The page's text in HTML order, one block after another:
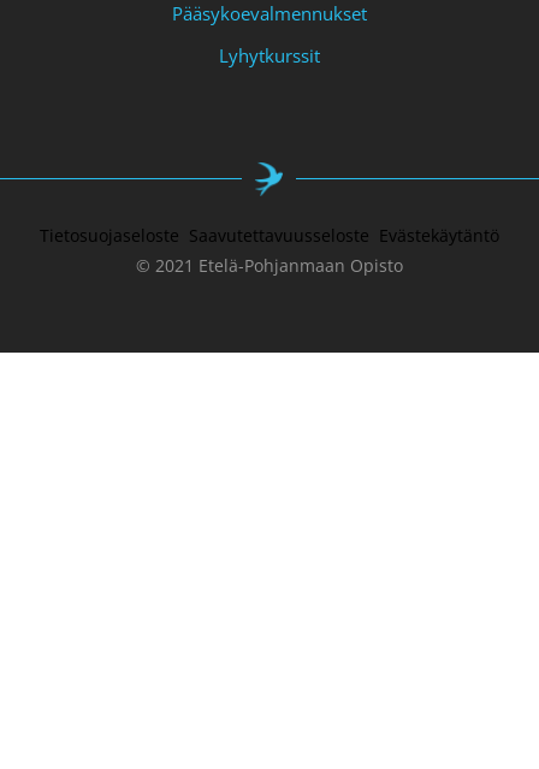
Pääsykoevalmennukset
Lyhytkurssit
Tietosuojaseloste Saavutettavuusseloste Evästekäytäntö
© 2021 Etelä-Pohjanmaan Opisto